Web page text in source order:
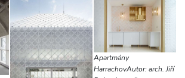
Apartmány
HarrachovAutor: arch. Jiří